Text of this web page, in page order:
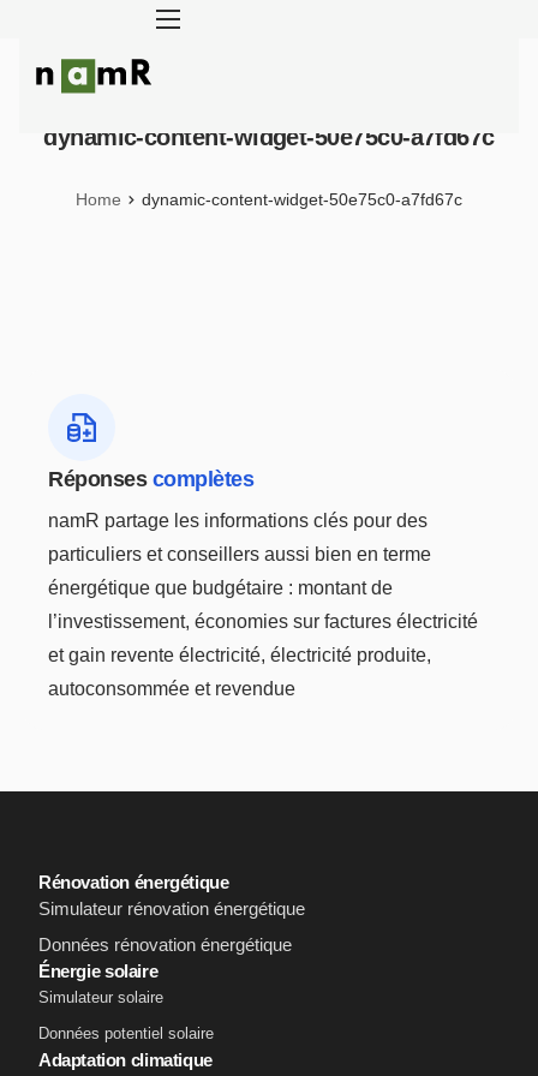
Panneau de gestion des cookies
Rénovation énergétique
Énergie solaire
dynamic-content-widget-50e75c0-a7fd67c
Home dynamic-content-widget-50e75c0-a7fd67c
Réponses complètes
namR partage les informations clés pour des
particuliers et conseillers aussi bien en terme
énergétique que budgétaire : montant de
l’investissement, économies sur factures électricité
et gain revente électricité, électricité produite,
autoconsommée et revendue
Rénovation énergétique
Simulateur rénovation énergétique
Données rénovation énergétique
Énergie solaire
Simulateur solaire
Données potentiel solaire
Adaptation climatique